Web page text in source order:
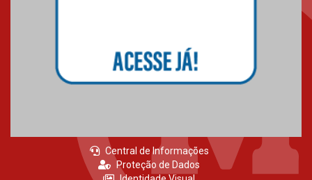
Central de Informações
Proteção de Dados